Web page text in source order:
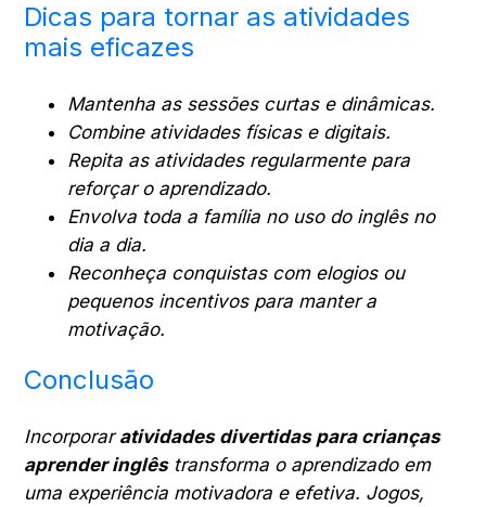
Dicas para tornar as atividades
mais eficazes
Mantenha as sessões curtas e dinâmicas.
Combine atividades físicas e digitais.
Repita as atividades regularmente para
reforçar o aprendizado.
Envolva toda a família no uso do inglês no
dia a dia.
Reconheça conquistas com elogios ou
pequenos incentivos para manter a
motivação.
Conclusão
Incorporaratividades divertidas para crianças
aprender inglêstransforma o aprendizado em
uma experiência motivadora e efetiva. Jogos,